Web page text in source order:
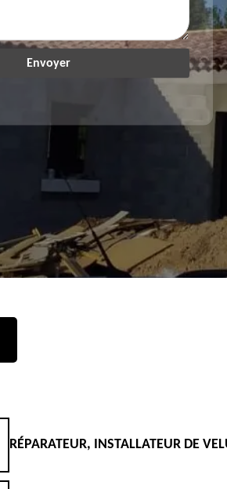
RÉPARATEUR, INSTALLATEUR DE